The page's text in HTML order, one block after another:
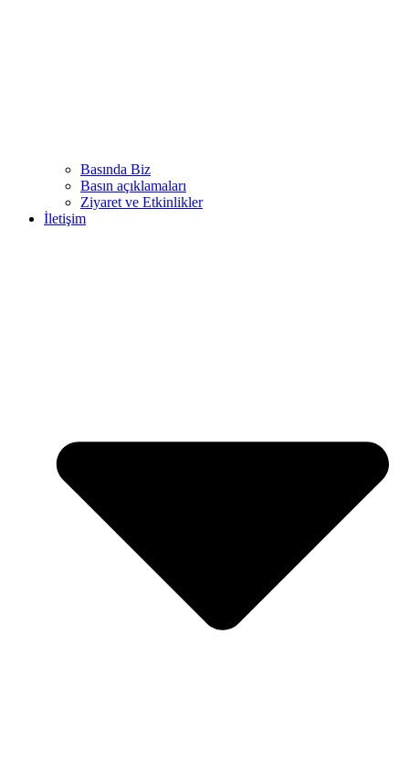
Basında Biz
Basın açıklamaları
Ziyaret ve Etkinlikler
İletişim